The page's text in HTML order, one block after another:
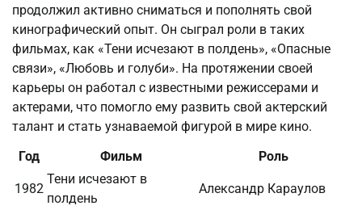
продолжил активно сниматься и пополнять свой
кинографический опыт. Он сыграл роли в таких
фильмах, как «Тени исчезают в полдень», «Опасные
связи», «Любовь и голуби». На протяжении своей
карьеры он работал с известными режиссерами и
актерами, что помогло ему развить свой актерский
талант и стать узнаваемой фигурой в мире кино.
Год
Фильм Роль
1982
Тени исчезают в
полдень
Александр Караулов